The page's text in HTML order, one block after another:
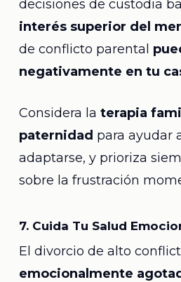
decisiones de custodia
interés superior del
de conflicto parental
negativamente en tu
Considera la terapia
paternidad para ayudar
adaptarse, y prioriza
sobre la frustración
7. Cuida Tu Salud
El divorcio de alto
emocionalmente